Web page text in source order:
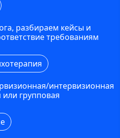
разбираем кейсы и
требованиям
интервизионная
групповая